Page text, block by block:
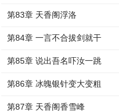
第83章 天香阁浮洛
第84章 一言不合拔剑就干
第85章 说出吾名吓汝一跳
第86章 冰魄银针变大变粗
第87章 天香阁香雪峰